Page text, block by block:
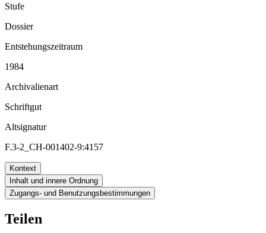
Stufe
Dossier
Entstehungszeitraum
1984
Archivalienart
Schriftgut
Altsignatur
F.3-2_CH-001402-9:4157
Kontext
Inhalt und innere Ordnung
Zugangs- und Benutzungsbestimmungen
Teilen